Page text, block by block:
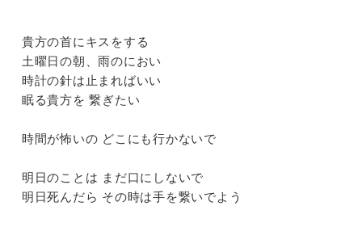
貴方の首にキスをする
土曜日の朝、雨のにおい
時計の針は止まればいい
眠る貴方を 繋ぎたい
時間が怖いの どこにも行かないで
明日のことは まだ口にしないで
明日死んだら その時は手を繋いでよう